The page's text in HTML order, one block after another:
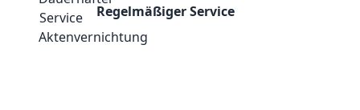
Regelmäßiger Service